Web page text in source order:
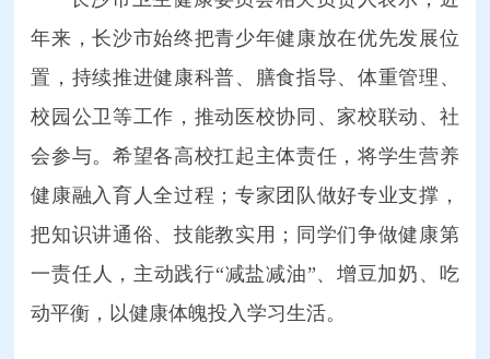
年来，长沙市始终把青少年健康放在优先发展位
置，持续推进健康科普、膳食指导、体重管理、
校园公卫等工作，推动医校协同、家校联动、社
会参与。希望各高校扛起主体责任，将学生营养
健康融入育人全过程；专家团队做好专业支撑，
把知识讲通俗、技能教实用；同学们争做健康第
一责任人，主动践行“减盐减油”、增豆加奶、吃
动平衡，以健康体魄投入学习生活。